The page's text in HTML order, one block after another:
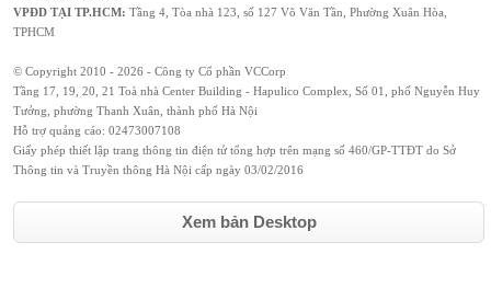
VPĐD TẠI TP.HCM: Tầng 4, Tòa nhà 123, số 127 Võ Văn Tần, Phường Xuân Hòa,
TPHCM
© Copyright 2010 - 2026 - Công ty Cổ phần VCCorp
Tầng 17, 19, 20, 21 Toà nhà Center Building - Hapulico Complex, Số 01, phố Nguyễn Huy
Tưởng, phường Thanh Xuân, thành phố Hà Nội
Hỗ trợ quảng cáo: 02473007108
Giấy phép thiết lập trang thông tin điện tử tổng hợp trên mạng số 460/GP-TTĐT do Sở
Thông tin và Truyền thông Hà Nội cấp ngày 03/02/2016
Xem bản Desktop